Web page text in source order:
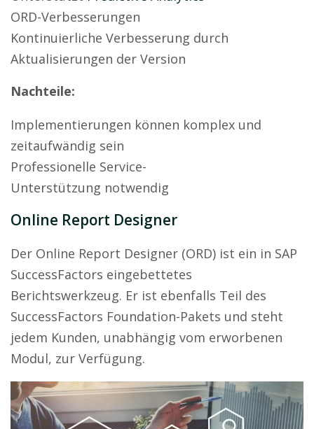
ORD-Verbesserungen
Kontinuierliche Verbesserung durch
Aktualisierungen der Version
Nachteile:
Implementierungen können komplex und
zeitaufwändig sein
Professionelle Service-
Unterstützung notwendig
Online Report Designer
Der Online Report Designer (ORD) ist ein in SAP
SuccessFactors eingebettetes
Berichtswerkzeug. Er ist ebenfalls Teil des
SuccessFactors Foundation-Pakets und steht
jedem Kunden, unabhängig vom erworbenen
Modul, zur Verfügung.